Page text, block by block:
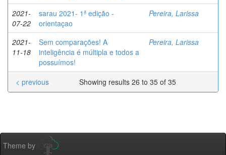
2021-
07-22
sarau 2021- 1ª edição -
orientaçao
Pereira, Larissa
2021-
11-18
Sem comparações! A
inteligência é múltipla e todos a
possuímos!
Pereira, Larissa
Showing results 26 to 35 of 35
< previous
Theme by